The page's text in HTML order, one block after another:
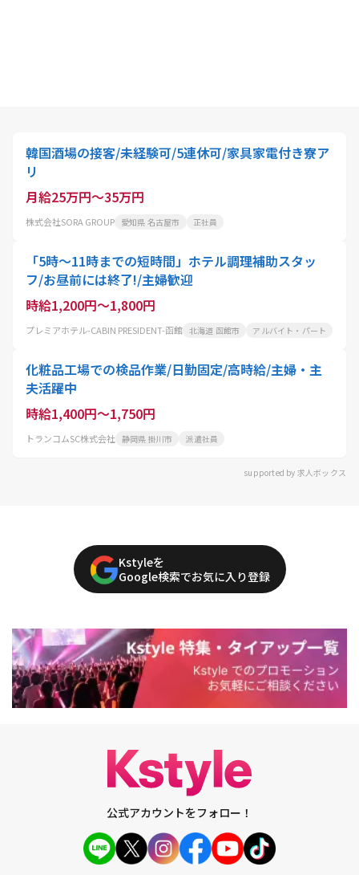
韓国酒場の接客/未経験可/5連休可/家具家電付き寮ア
リ
月給25万円～35万円
株式会社SORA GROUP 愛知県 名古屋市 正社員
「5時〜11時までの短時間」ホテル調理補助スタッ
フ/お昼前には終了!/主婦歓迎
時給1,200円～1,800円
プレミアホテル-CABIN PRESIDENT-函館 北海道 函館市 アルバイト・パート
化粧品工場での検品作業/日勤固定/高時給/主婦・主
夫活躍中
時給1,400円～1,750円
トランコムSC株式会社 静岡県 掛川市 派遣社員
supported by 求人ボックス
Kstyleを
Google検索でお気に入り登録
公式アカウントをフォロー！